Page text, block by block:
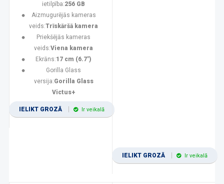
ietilpība:256 GB
Aizmugurējās kameras
veids:Trīskāršā kamera
Priekšējās kameras
veids:Viena kamera
Ekrāns:17 cm (6.7")
Gorilla Glass
versija:Gorilla Glass
Victus+
IELIKT GROZĀ Ir veikalā
IELIKT GROZĀ Ir veikalā